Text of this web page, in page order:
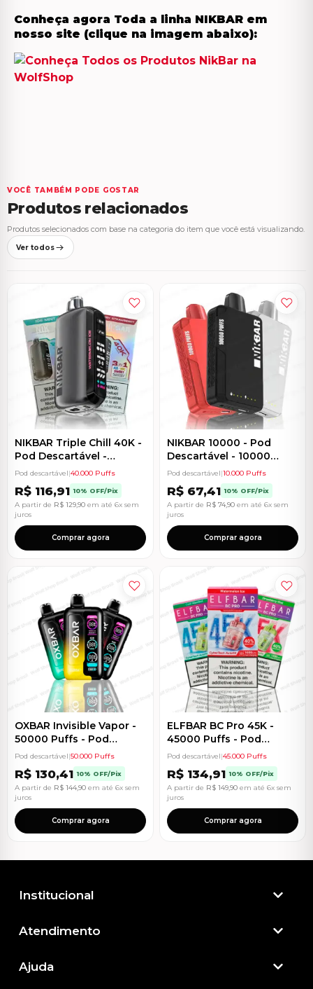
Conheça agora Toda a linha NIKBAR em
nosso site (clique na imagem abaixo):
VOCÊ TAMBÉM PODE GOSTAR
Produtos relacionados
Produtos selecionados com base na categoria do item que você está visualizando.
Ver todos
NIKBAR Triple Chill 40K -
Pod Descartável -
40.000 Puffs
Pod descartável|40.000 Puffs
R$ 116,91 10% OFF/Pix
A partir de R$ 129,90 em até 6x sem
juros
Comprar agora
NIKBAR 10000 - Pod
Descartável - 10000
Puffs
Pod descartável|10.000 Puffs
R$ 67,41 10% OFF/Pix
A partir de R$ 74,90 em até 6x sem
juros
Comprar agora
OXBAR Invisible Vapor -
50000 Puffs - Pod
Descartável
Pod descartável|50.000 Puffs
R$ 130,41 10% OFF/Pix
A partir de R$ 144,90 em até 6x sem
juros
Comprar agora
ELFBAR BC Pro 45K -
45000 Puffs - Pod
Descartável
Pod descartável|45.000 Puffs
R$ 134,91 10% OFF/Pix
A partir de R$ 149,90 em até 6x sem
juros
Comprar agora
Institucional
Atendimento​
Ajuda